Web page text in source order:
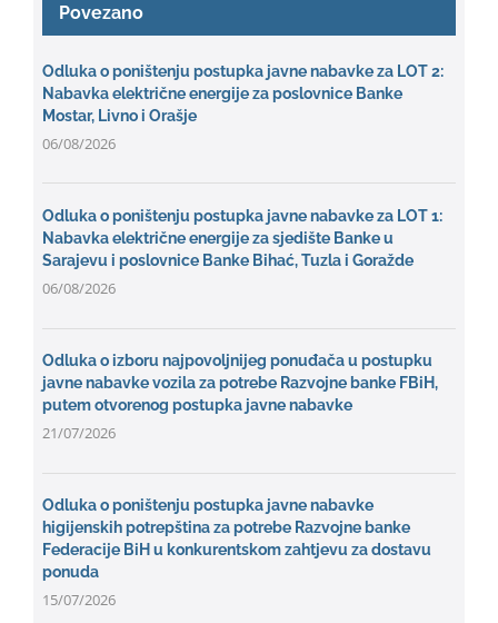
Povezano
Odluka o poništenju postupka javne nabavke za LOT 2:
Nabavka električne energije za poslovnice Banke
Mostar, Livno i Orašje
06/08/2026
Odluka o poništenju postupka javne nabavke za LOT 1:
Nabavka električne energije za sjedište Banke u
Sarajevu i poslovnice Banke Bihać, Tuzla i Goražde
06/08/2026
Odluka o izboru najpovoljnijeg ponuđača u postupku
javne nabavke vozila za potrebe Razvojne banke FBiH,
putem otvorenog postupka javne nabavke
21/07/2026
Odluka o poništenju postupka javne nabavke
higijenskih potrepština za potrebe Razvojne banke
Federacije BiH u konkurentskom zahtjevu za dostavu
ponuda
15/07/2026